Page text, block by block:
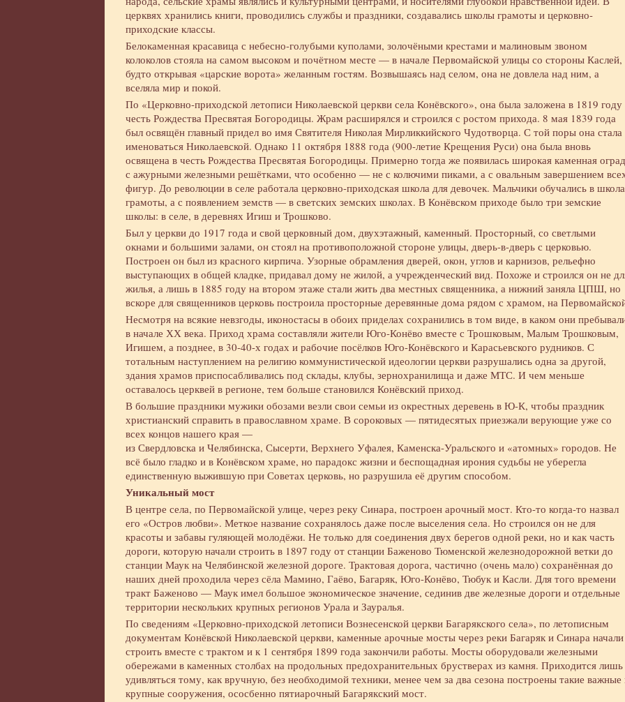
церквях хранились книги, проводились службы и праздники, создавались школы грамоты и церковно-
приходские классы.
Белокаменная красавица с небесно-голубыми куполами, золочёными крестами и малиновым звоном
колоколов стояла на самом высоком и почётном месте — в начале Первомайской улицы со стороны Каслей,
будто открывая «царские ворота» желанным гостям. Возвышаясь над селом, она не довлела над ним, а
вселяла мир и покой.
По «Церковно-приходской летописи Николаевской церкви села Конёвского», она была заложена в 1819 году
честь Рождества Пресвятая Богородицы. Жрам расширялся и строился с ростом прихода. 8 мая 1839 года
был освящён главный придел во имя Святителя Николая Мирликкийского Чудотворца. С той поры она стала
именоваться Николаевской. Однако 11 октября 1888 года (900-летие Крещения Руси) она была вновь
освящена в честь Рождества Пресвятая Богородицы. Примерно тогда же появилась широкая каменная
с ажурными железными решётками, что особенно — не с колючими пиками, а с овальным завершением
фигур. До революции в селе работала церковно-приходская школа для девочек. Мальчики обучались в
грамоты, а с появлением земств — в светских земских школах. В Конёвском приходе было три земские
школы: в селе, в деревнях Игиш и Трошково.
Был у церкви до 1917 года и свой церковный дом, двухэтажный, каменный. Просторный, со светлыми
окнами и большими залами, он стоял на противоположной стороне улицы, дверь-в-дверь с церковью.
Построен он был из красного кирпича. Узорные обрамления дверей, окон, углов и карнизов, рельефно
выступающих в общей кладке, придавал дому не жилой, а учрежденческий вид. Похоже и строился он не
жилья, а лишь в 1885 году на втором этаже стали жить два местных священника, а нижний заняла ЦПШ, но
вскоре для священников церковь построила просторные деревянные дома рядом с храмом, на
Несмотря на всякие невзгоды, иконостасы в обоих приделах сохранились в том виде, в каком они
в начале ХХ века. Приход храма составляли жители Юго-Конёво вместе с Трошковым, Малым Трошковым,
Игишем, а позднее, в 30-40-х годах и рабочие посёлков Юго-Конёвского и Карасьевского рудников. С
тотальным наступлением на религию коммунистической идеологии церкви разрушались одна за другой,
здания храмов приспосабливались под склады, клубы, зернохранилища и даже МТС. И чем меньше
оставалось церквей в регионе, тем больше становился Конёвский приход.
В большие праздники мужики обозами везли свои семьи из окрестных деревень в Ю-К, чтобы праздник
христианский справить в православном храме. В сороковых — пятидесятых приезжали верующие уже со
всех концов нашего края —
из Свердловска и Челябинска, Сысерти, Верхнего Уфалея, Каменска-Уральского и «атомных» городов. Не
всё было гладко и в Конёвском храме, но парадокс жизни и беспощадная ирония судьбы не уберегла
единственную выжившую при Советах церковь, но разрушила её другим способом.
Уникальный мост
В центре села, по Первомайской улице, через реку Синара, построен арочный мост. Кто-то когда-то назвал
его «Остров любви». Меткое название сохранялось даже после выселения села. Но строился он не для
красоты и забавы гуляющей молодёжи. Не только для соединения двух берегов одной реки, но и как часть
дороги, которую начали строить в 1897 году от станции Баженово Тюменской железнодорожной ветки до
станции Маук на Челябинской железной дороге. Трактовая дорога, частично (очень мало) сохранённая до
наших дней проходила через сёла Мамино, Гаёво, Багаряк, Юго-Конёво, Тюбук и Касли. Для того времени
тракт Баженово — Маук имел большое экономическое значение, сединив две железные дороги и отдельные
территории нескольких крупных регионов Урала и Зауралья.
По сведениям «Церковно-приходской летописи Вознесенской церкви Багарякского села», по летописным
документам Конёвской Николаевской церкви, каменные арочные мосты через реки Багаряк и Синара начали
строить вместе с трактом и к 1 сентября 1899 года закончили работы. Мосты оборудовали железными
обережами в каменных столбах на продольных предохранительных брустверах из камня. Приходится лишь
удивляться тому, как вручную, без необходимой техники, менее чем за два сезона построены такие важные
крупные сооружения, ососбенно пятиарочный Багарякский мост.